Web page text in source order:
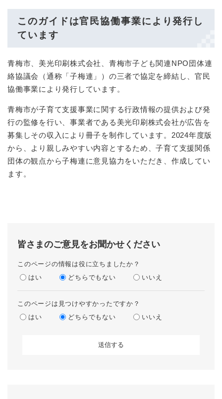
このガイドは官民協働事業により発行し
ています
青梅市、美光印刷株式会社、青梅市子ども関連NPO団体連
絡協議会（通称「子梅連」）の三者で協定を締結し、官民
協働事業により発行しています。
青梅市が子育て支援事業に関する行政情報の提供および発
行の監修を行い、事業者である美光印刷株式会社が広告を
募集しその収入により冊子を制作しています。2024年度版
から、より親しみやすい内容とするため、子育て支援関係
団体の観点から子梅連に意見協力をいただき、作成してい
ます。
皆さまのご意見をお聞かせください
このページの情報は役に立ちましたか？
はい
どちらでもない いいえ
このページは見つけやすかったですか？
はい
どちらでもない いいえ